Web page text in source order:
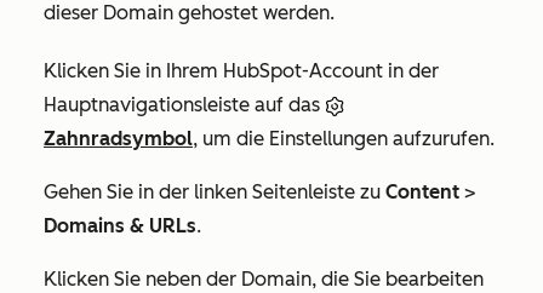
dieser Domain gehostet werden.
Klicken Sie in Ihrem HubSpot-Account in der
Hauptnavigationsleiste auf das
Zahnradsymbol, um die Einstellungen aufzurufen.
Gehen Sie in der linken Seitenleiste zu Content >
Domains & URLs.
Klicken Sie neben der Domain, die Sie bearbeiten